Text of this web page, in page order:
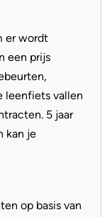
er wordt
een prijs
leenfiets vallen
5 jaar
kan je
op basis van